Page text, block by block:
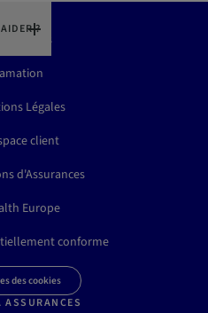
?
Nous
Légales
client
d'Assurances
Europe
conforme
des cookies
ASSURANCES